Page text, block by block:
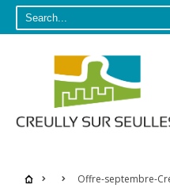
Offre-septembre-